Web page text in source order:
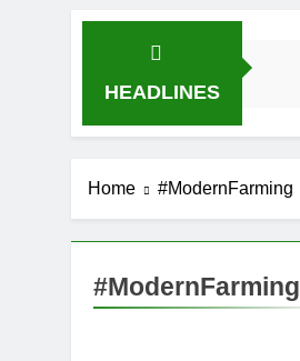
HEADLINES
Home #ModernFarming
#ModernFarming